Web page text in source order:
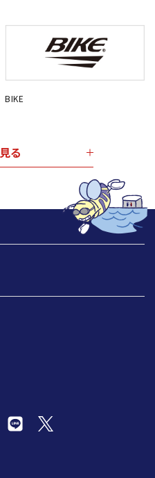
BIKE
る